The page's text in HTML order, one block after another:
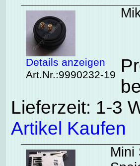
Details anzeigen
Art.Nr.:9990232-19
Lieferzeit: 1-3
Artikel Kaufen
Mini